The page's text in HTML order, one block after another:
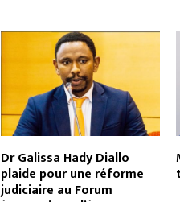
Dr Galissa Hady Diallo
plaide pour une réforme
judiciaire au Forum